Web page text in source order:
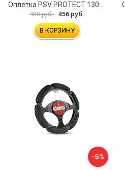
Оплетка PSV PROTECT 130503
480 руб. 456 руб.
В КОРЗИНУ
-5%